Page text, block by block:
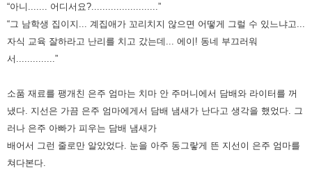
“아니....... 어디서요?........................”
“그 남학생 집이지... 계집애가 꼬리치지 않으면 어떻게 그럴 수 있느냐고...
자식 교육 잘하라고 난리를 치고 갔는데... 에이! 동네 부끄러워
서..............”
소품 재료를 팽개친 은주 엄마는 치마 안 주머니에서 담배와 라이터를 꺼
냈다. 지선은 가끔 은주 엄마에게서 담배 냄새가 난다고 생각을 했었다. 그
러나 은주 아빠가 피우는 담배 냄새가
배어서 그런 줄로만 알았었다. 눈을 아주 동그랗게 뜬 지선이 은주 엄마를
쳐다본다.